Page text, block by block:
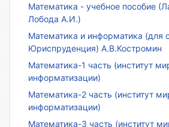
Математика - учебное пособие
Лобода А.И.)
Математика и информатика (для
Юриспруденция) А.В.Костромин
Математика-1 часть (институт
информатизации)
Математика-2 часть (институт
информатизации)
Математика-3 часть (институт